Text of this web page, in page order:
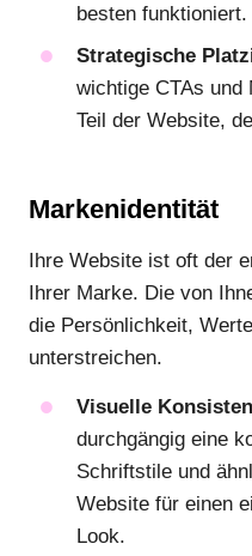
besten funktioniert.
Strategische
wichtige CTAs und
Teil der Website,
Markenidentität
Ihre Website ist oft der
Ihrer Marke. Die von
die Persönlichkeit,
unterstreichen.
Visuelle
durchgängig eine
Schriftstile und
Website für einen
Look.